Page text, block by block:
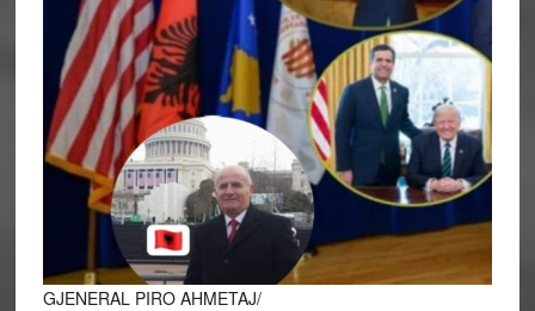
GJENERAL PIRO AHMETAJ/